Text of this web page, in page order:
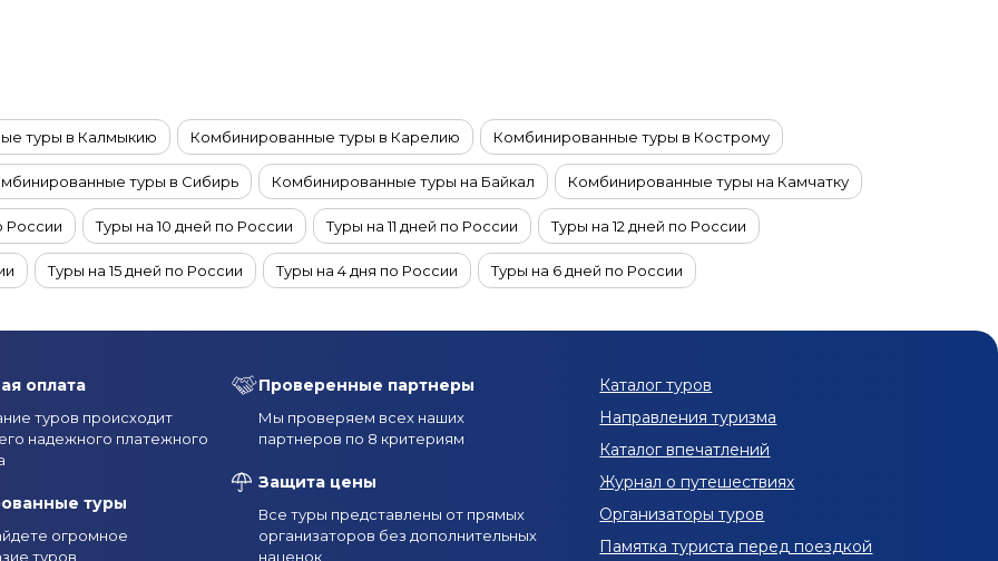
туры в Калмыкию Комбинированные туры в Карелию Комбинированные туры в Кострому
туры в Сибирь Комбинированные туры на Байкал Комбинированные туры на Камчатку
России Туры на 10 дней по России Туры на 11 дней по России Туры на 12 дней по России
Туры на 15 дней по России Туры на 4 дня по России Туры на 6 дней по России
Туры в Краснодарский край на 7 дней Туры в Краснодарский край в сентябре
Туры по России из Тюмени Туры по России на 7–14 дней Туры по России на 1–7 дней
туры по России на 2–5 дней Комбинированные туры на Алтай на 5–12 дней
оплата
туров происходит
надежного платежного
туры
огромное
туров
Проверенные партнеры
Мы проверяем всех наших
партнеров по 8 критериям
Защита цены
Все туры представлены от прямых
организаторов без дополнительных
наценок
Каталог туров
Направления туризма
Каталог впечатлений
Журнал о путешествиях
Организаторы туров
Памятка туриста перед поездкой